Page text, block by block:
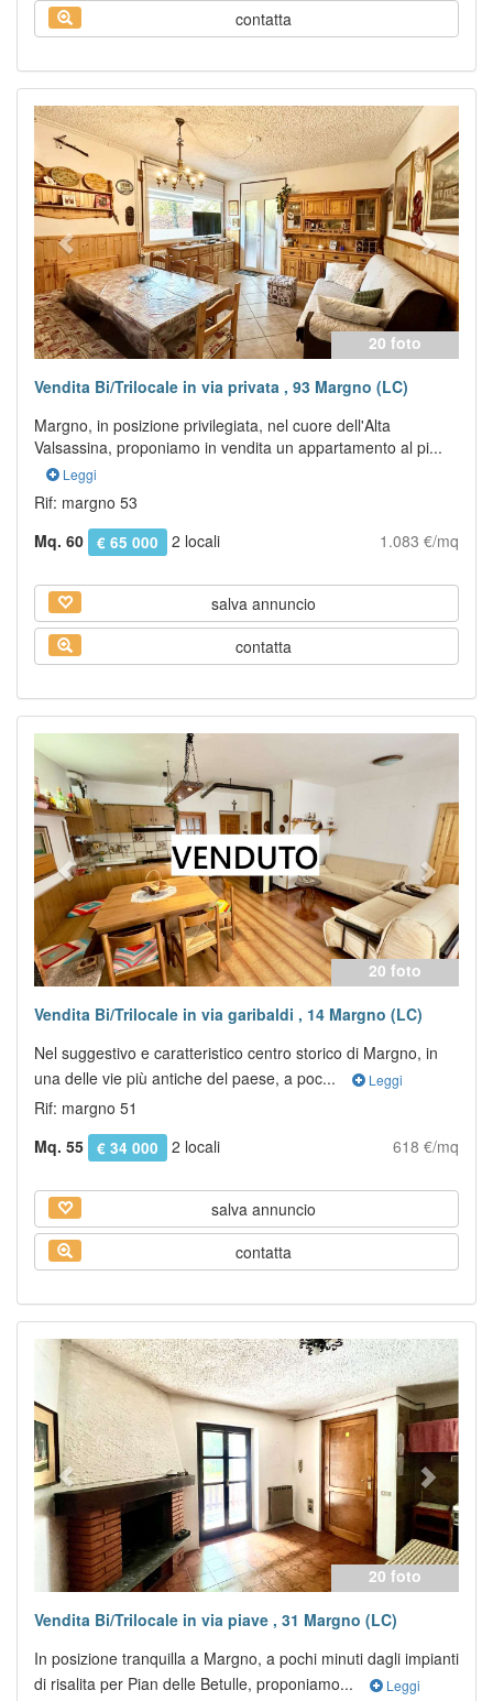
contatta
20 foto
Previous
Vendita Bi/Trilocale in via privata , 93 Margno (LC)
Margno, in posizione privilegiata, nel cuore dell'Alta
Valsassina, proponiamo in vendita un appartamento al pi...
Leggi
Rif: margno 53
Mq. 60
€ 65 000 2 locali 1.083 €/mq
salva annuncio
contatta
20 foto
Vendita Bi/Trilocale in via garibaldi , 14 Margno (LC)
Nel suggestivo e caratteristico centro storico di Margno, in
una delle vie più antiche del paese, a poc...
Leggi
Rif: margno 51
Mq. 55
€ 34 000 2 locali 618 €/mq
salva annuncio
contatta
20 foto
Previous Next
Vendita Bi/Trilocale in via piave , 31 Margno (LC)
In posizione tranquilla a Margno, a pochi minuti dagli impianti
di risalita per Pian delle Betulle, proponiamo...
Leggi